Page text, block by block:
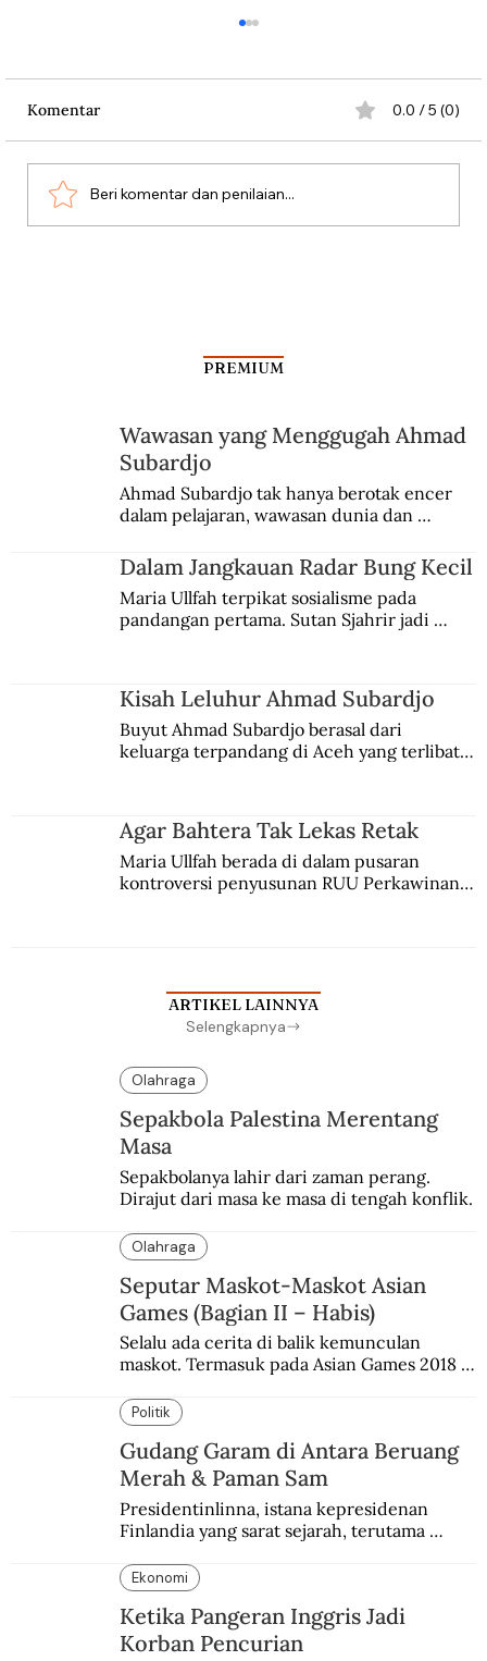
Persatuan Perjuangan
Komentar 0.0 / 5 (0)
Beri komentar dan penilaian...
PREMIUM
Wawasan yang Menggugah Ahmad
Subardjo
Ahmad Subardjo tak hanya berotak encer
dalam pelajaran, wawasan dunia dan
Jules Verne, Multatuli, hingga Sun Yat-sen.
Dalam Jangkauan Radar Bung Kecil
Maria Ullfah terpikat sosialisme pada
pandangan pertama. Sutan Sjahrir jadi
Kisah Leluhur Ahmad Subardjo
Buyut Ahmad Subardjo berasal dari
keluarga terpandang di Aceh yang terlibat
Agar Bahtera Tak Lekas Retak
Maria Ullfah berada di dalam pusaran
kontroversi penyusunan RUU Perkawinan.
ARTIKEL LAINNYA
Selengkapnya
Olahraga
Sepakbola Palestina Merentang
Masa
Sepakbolanya lahir dari zaman perang.
Dirajut dari masa ke masa di tengah konflik.
Olahraga
Seputar Maskot-Maskot Asian
Games (Bagian II – Habis)
Selalu ada cerita di balik kemunculan
maskot. Termasuk pada Asian Games 2018
Politik
Gudang Garam di Antara Beruang
Merah & Paman Sam
Presidentinlinna, istana kepresidenan
Finlandia yang sarat sejarah, terutama
Ekonomi
Ketika Pangeran Inggris Jadi
Korban Pencurian